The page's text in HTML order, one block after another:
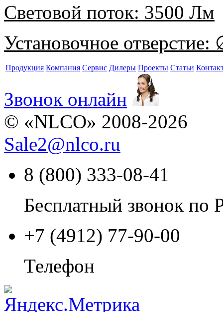
Световой поток: 3500 Лм
Установочное отверстие:
Продукция Компания Сервис Дилеры Проекты Статьи
Звонок онлайн
© «NLCO» 2008-2026
Sale2@nlco.ru
8 (800) 333-08-41
Бесплатный звонок по
+7 (4912) 77-90-00
Телефон